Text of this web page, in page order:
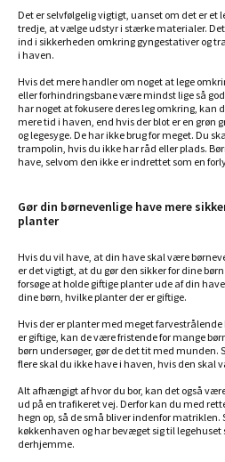
Det er selvfølgelig vigtigt, uanset om det er et
tredje, at vælge udstyr i stærke materialer.
ind i sikkerheden omkring gyngestativer og
i haven.
Hvis det mere handler om noget at lege
eller forhindringsbane være mindst lige så
har noget at fokusere deres leg omkring, kan
mere tid i haven, end hvis der blot er en grøn
og legesyge. De har ikke brug for meget. Du
trampolin, hvis du ikke har råd eller plads.
have, selvom den ikke er indrettet som en
Gør din børnevenlige have mere
planter
Hvis du vil have, at din have skal være
er det vigtigt, at du gør den sikker for dine
forsøge at holde giftige planter ude af din
dine børn, hvilke planter der er giftige.
Hvis der er planter med meget
er giftige, kan de være fristende for mange
børn undersøger, gør de det tit med
flere skal du ikke have i haven, hvis den skal
Alt afhængigt af hvor du bor, kan det også
ud på en trafikeret vej. Derfor kan du med
hegn op, så de små bliver indenfor matriklen.
køkkenhaven og har bevæget sig til legehuset
derhjemme.